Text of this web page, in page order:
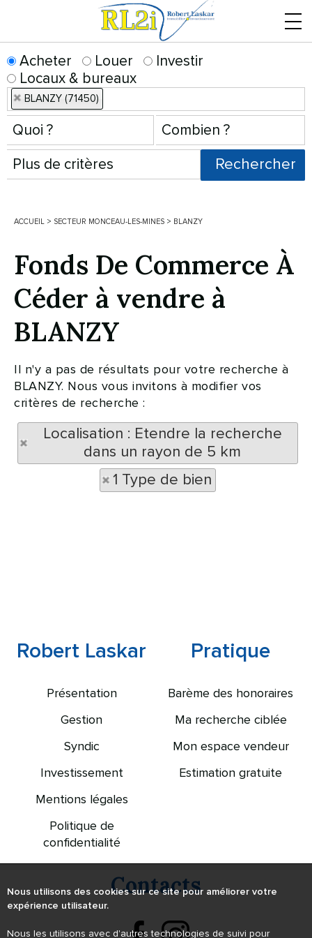
Acheter Louer
Investir
Locaux & bureaux
BLANZY (71450)
ACCUEIL > SECTEUR MONCEAU-LES-MINES > BLANZY
Fonds De Commerce À
Céder à vendre à
BLANZY
Il n'y a pas de résultats pour votre recherche à
BLANZY. Nous vous invitons à modifier vos
critères de recherche :
Localisation : Etendre la recherche
dans un rayon de 5 km
1 Type de bien
Robert Laskar
Présentation
Gestion
Syndic
Investissement
Mentions légales
Politique de
confidentialité
Pratique
Barème des honoraires
Ma recherche ciblée
Mon espace vendeur
Estimation gratuite
Contacts
Nous utilisons des cookies sur ce site pour améliorer votre
expérience utilisateur.
Nous les utilisons avec d'autres technologies de suivi pour